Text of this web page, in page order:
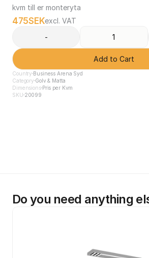
kvm till er monteryta
475SEKexcl. VAT
-
Add to Cart
Country Business Arena Syd
Category Golv & Matta
DimensionsPris per Kvm
SKU 20099
Do you need anything